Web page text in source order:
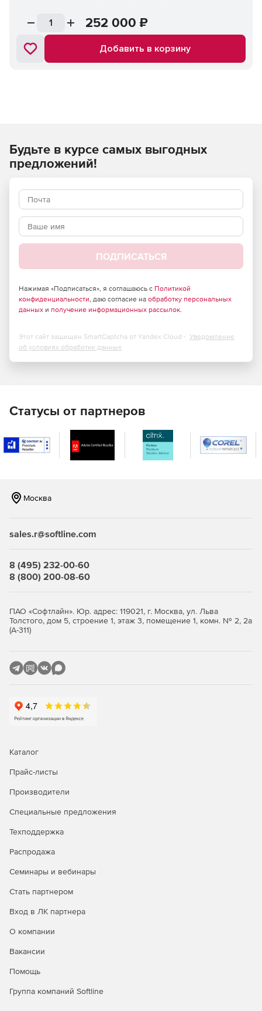
252 000 ₽
Добавить в корзину
Будьте в курсе самых выгодных
предложений!
ПОДПИСАТЬСЯ
Нажимая «Подписаться», я соглашаюсь с Политикой
конфиденциальности, даю согласие на обработку персональных
данных и получение информационных рассылок.
Этот сайт защищен SmartCaptcha от Yandex Cloud - Уведомление
об условиях обработки данных
Статусы от партнеров
Москва
sales.r@softline.com
8 (495) 232-00-60
8 (800) 200-08-60
ПАО «Софтлайн». Юр. адрес: 119021, г. Москва, ул. Льва
Толстого, дом 5, строение 1, этаж 3, помещение 1, комн. № 2, 2а
(А-311)
Каталог
Прайс-листы
Производители
Специальные предложения
Техподдержка
Распродажа
Семинары и вебинары
Стать партнером
Вход в ЛК партнера
О компании
Вакансии
Помощь
Группа компаний Softline